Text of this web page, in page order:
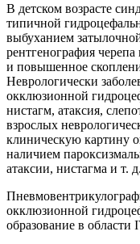
В детском возрасте
типичной
выбуханием
рентгенография
и повышенное
Неврологически
окклюзионной
нистагм, атаксия,
взрослых
клиническую картину
наличием
атаксии, нистагма и т. д.
окклюзионной
образование в области